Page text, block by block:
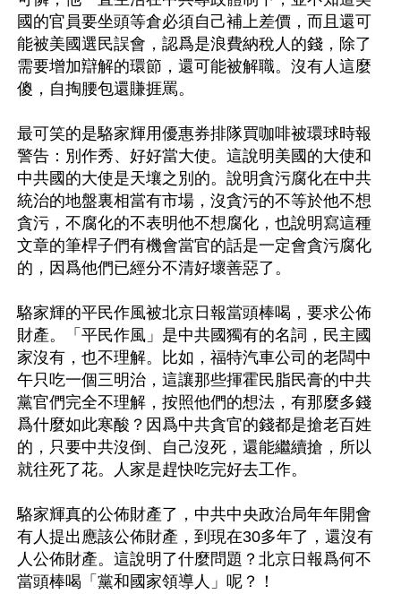
國的官員要坐頭等倉必須自己補上差價，而且還可
能被美國選民誤會，認爲是浪費納稅人的錢，除了
需要增加辯解的環節，還可能被解職。沒有人這麼
傻，自掏腰包還賺捱罵。
最可笑的是駱家輝用優惠券排隊買咖啡被環球時報
警告：別作秀、好好當大使。這說明美國的大使和
中共國的大使是天壤之別的。說明貪污腐化在中共
統治的地盤裏相當有市場，沒貪污的不等於他不想
貪污，不腐化的不表明他不想腐化，也說明寫這種
文章的筆桿子們有機會當官的話是一定會貪污腐化
的，因爲他們已經分不清好壞善惡了。
駱家輝的平民作風被北京日報當頭棒喝，要求公佈
財產。「平民作風」是中共國獨有的名詞，民主國
家沒有，也不理解。比如，福特汽車公司的老闆中
午只吃一個三明治，這讓那些揮霍民脂民膏的中共
黨官們完全不理解，按照他們的想法，有那麼多錢
爲什麼如此寒酸？因爲中共貪官的錢都是搶老百姓
的，只要中共沒倒、自己沒死，還能繼續搶，所以
就往死了花。人家是趕快吃完好去工作。
駱家輝真的公佈財產了，中共中央政治局年年開會
有人提出應該公佈財產，到現在30多年了，還沒有
人公佈財產。這說明了什麼問題？北京日報爲何不
當頭棒喝「黨和國家領導人」呢？！